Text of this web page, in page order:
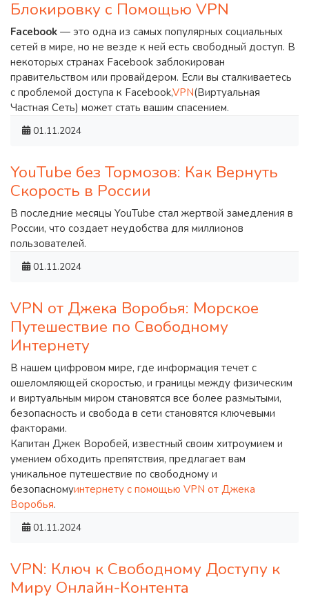
Блокировку с Помощью VPN
Facebook — это одна из самых популярных социальных
сетей в мире, но не везде к ней есть свободный доступ. В
некоторых странах Facebook заблокирован
правительством или провайдером. Если вы сталкиваетесь
с проблемой доступа к Facebook,VPN(Виртуальная
Частная Сеть) может стать вашим спасением.
01.11.2024
YouTube без Тормозов: Как Вернуть
Скорость в России
В последние месяцы YouTube стал жертвой замедления в
России, что создает неудобства для миллионов
пользователей.
01.11.2024
VPN от Джека Воробья: Морское
Путешествие по Свободному
Интернету
В нашем цифровом мире, где информация течет с
ошеломляющей скоростью, и границы между физическим
и виртуальным миром становятся все более размытыми,
безопасность и свобода в сети становятся ключевыми
факторами.
Капитан Джек Воробей, известный своим хитроумием и
умением обходить препятствия, предлагает вам
уникальное путешествие по свободному и
безопасномуинтернету с помощью VPN от Джека
Воробья.
01.11.2024
VPN: Ключ к Свободному Доступу к
Миру Онлайн-Контента